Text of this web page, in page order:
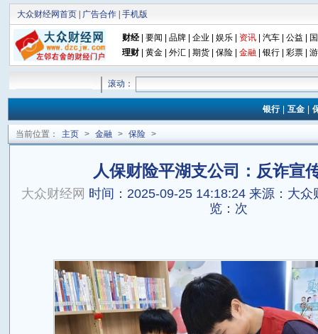
大众财经网首页| 广告合作| 手机版
财经| 要闻 品牌| 企业 娱乐| 资讯| 汽车| 公益
理财| 黄金| 外汇| 期货| 保险| 金融| 银行 彩票|
滚动：
银行|互金|
当前位置： 主页 > 金融 > 保险 >
人保财险平湖支公司：反诈宣
大众财经网 时间：2025-09-25 14:18:24 来源：大众
览： 次